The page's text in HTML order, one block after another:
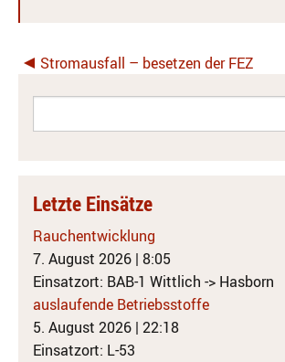
Stromausfall – besetzen der FEZ
Letzte Einsätze
Rauchentwicklung
7. August 2026 | 8:05
Einsatzort: BAB-1 Wittlich -> Hasborn
auslaufende Betriebsstoffe
5. August 2026 | 22:18
Einsatzort: L-53